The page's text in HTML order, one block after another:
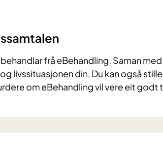
frå eBehandling. Saman
livssituasjonen din. Du kan også
om eBehandling vil vere eit